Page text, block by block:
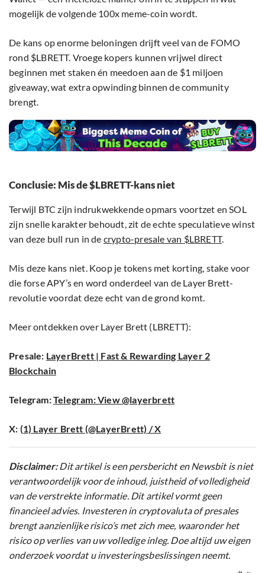
mogelijk de volgende 100x meme-coin wordt.
De kans op enorme beloningen drijft veel van de FOMO
rond $LBRETT. Vroege kopers kunnen vrijwel direct
beginnen met staken én meedoen aan de $1 miljoen
giveaway, wat extra opwinding binnen de community
brengt.
Conclusie: Mis de $LBRETT-kans niet
Terwijl BTC zijn indrukwekkende opmars voortzet en SOL
zijn snelle karakter behoudt, zit de echte speculatieve winst
van deze bull run in de crypto-presale van $LBRETT.
Mis deze kans niet. Koop je tokens met korting, stake voor
die forse APY’s en word onderdeel van de Layer Brett-
revolutie voordat deze echt van de grond komt.
Meer ontdekken over Layer Brett (LBRETT):
Presale: LayerBrett | Fast & Rewarding Layer 2
Blockchain
Telegram:Telegram: View @layerbrett
X: (1) Layer Brett (@LayerBrett) / X
Disclaimer:Dit artikel is een persbericht en Newsbit is niet
verantwoordelijk voor de inhoud, juistheid of volledigheid
van de verstrekte informatie. Dit artikel vormt geen
financieel advies. Investeren in cryptovaluta of presales
brengt aanzienlijke risico’s met zich mee, waaronder het
risico op verlies van uw volledige inleg. Doe altijd uw eigen
onderzoek voordat u investeringsbeslissingen neemt.